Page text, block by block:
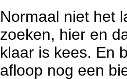
Normaal niet het
zoeken, hier en
klaar is kees. En
afloop nog een